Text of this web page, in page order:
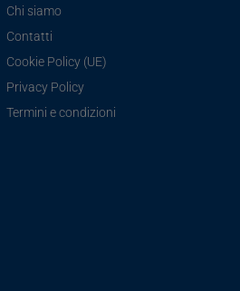
Chi siamo
Contatti
Cookie Policy (UE)
Privacy Policy
Termini e condizioni